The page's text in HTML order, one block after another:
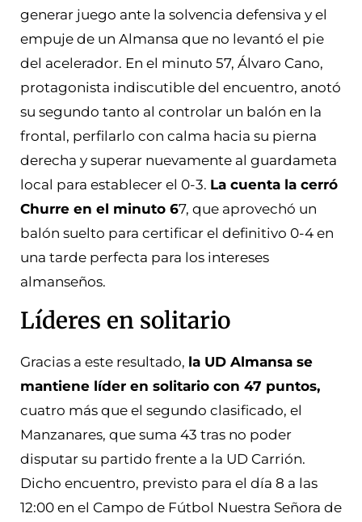
generar juego ante la solvencia defensiva y el
empuje de un Almansa que no levantó el pie
del acelerador. En el minuto 57, Álvaro Cano,
protagonista indiscutible del encuentro, anotó
su segundo tanto al controlar un balón en la
frontal, perfilarlo con calma hacia su pierna
derecha y superar nuevamente al guardameta
local para establecer el 0-3. La cuenta la cerró
Churre en el minuto 67, que aprovechó un
balón suelto para certificar el definitivo 0-4 en
una tarde perfecta para los intereses
almanseños.
Líderes en solitario
Gracias a este resultado, la UD Almansa se
mantiene líder en solitario con 47 puntos,
cuatro más que el segundo clasificado, el
Manzanares, que suma 43 tras no poder
disputar su partido frente a la UD Carrión.
Dicho encuentro, previsto para el día 8 a las
12:00 en el Campo de Fútbol Nuestra Señora de